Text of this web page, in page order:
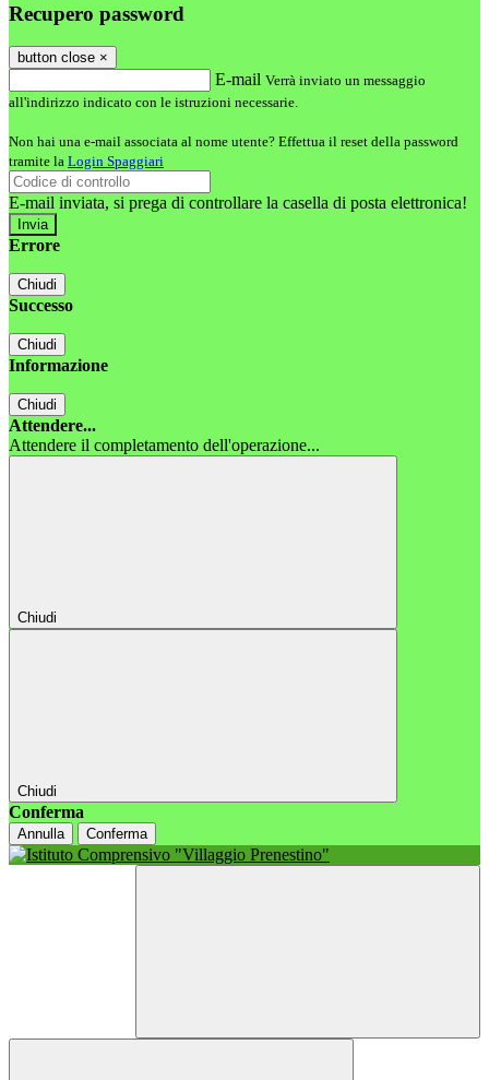
Recupero password
button close ×
E-mail Verrà inviato un messaggio
all'indirizzo indicato con le istruzioni necessarie.
Non hai una e-mail associata al nome utente? Effettua il reset della password
tramite la Login Spaggiari
E-mail inviata, si prega di controllare la casella di posta elettronica!
Errore
Chiudi
Successo
Chiudi
Informazione
Chiudi
Attendere...
Attendere il completamento dell'operazione...
Chiudi
Chiudi
Conferma
Annulla Conferma